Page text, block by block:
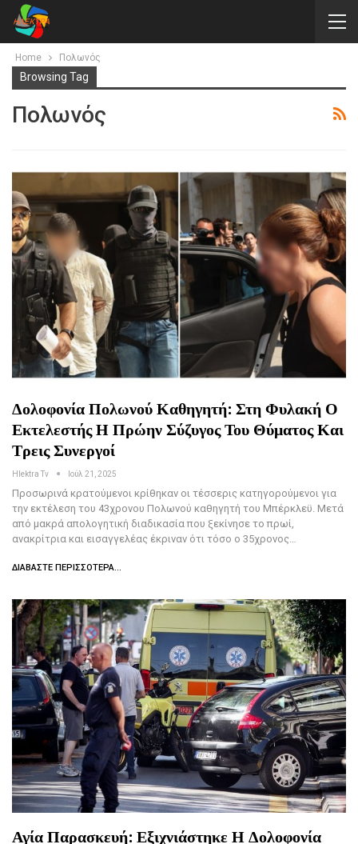
Home Πολωνός
Browsing Tag
Πολωνός
Δολοφονία Πολωνού Καθηγητή: Στη Φυλακή Ο
Εκτελεστής Η Πρώην Σύζυγος Του Θύματος Και
Τρεις Συνεργοί
Hlektra Tv Ιούλ 21, 2025
Προσωρινά κρατούμενοι κρίθηκαν οι τέσσερις κατηγορούμενοι για
την εκτέλεση του 43χρονου Πολωνού καθηγητή του Μπέρκλεϋ. Μετά
από μακρά απολογητική διαδικασία που ξεκίνησε το πρωί,
ανακρίτρια και εισαγγελέας έκριναν ότι τόσο ο 35χρονος…
ΔΙΑΒΆΣΤΕ ΠΕΡΙΣΣΌΤΕΡΑ...
Αγία Παρασκευή: Εξιχνιάστηκε Η Δολοφονία